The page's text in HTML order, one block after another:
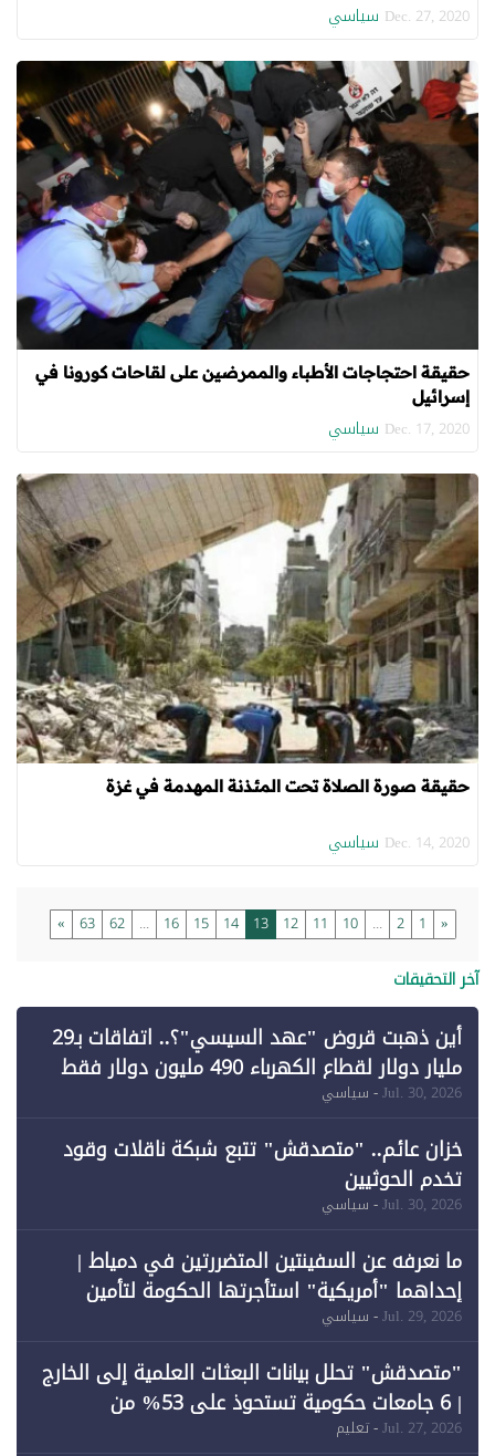
Dec. 27, 2020 سياسي
حقيقة احتجاجات الأطباء والممرضين على لقاحات كورونا في
إسرائيل
Dec. 17, 2020 سياسي
حقيقة صورة الصلاة تحت المئذنة المهدمة في غزة
Dec. 14, 2020 سياسي
«
1
2
...
10
11
12
13
14
15
16
...
62
63
»
آخر التحقيقات
أين ذهبت قروض "عهد السيسي"؟.. اتفاقات بـ29
مليار دولار لقطاع الكهرباء 490 مليون دولار فقط
لـ"الطاقة المتجددة" (1)
Jul. 30, 2026- سياسي
خزان عائم.. "متصدقش" تتبع شبكة ناقلات وقود
تخدم الحوثيين
Jul. 30, 2026- سياسي
ما نعرفه عن السفينتين المتضررتين في دمياط |
إحداهما "أمريكية" استأجرتها الحكومة لتأمين
احتياجات الطاقة
Jul. 29, 2026- سياسي
"متصدقش" تحلل بيانات البعثات العلمية إلى الخارج
| 6 جامعات حكومية تستحوذ على 53% من
Jul. 27, 2026- تعليم